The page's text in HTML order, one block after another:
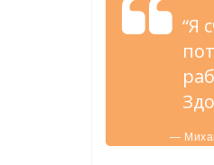
“Я
—